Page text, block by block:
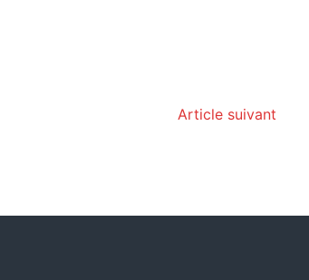
Article suivant